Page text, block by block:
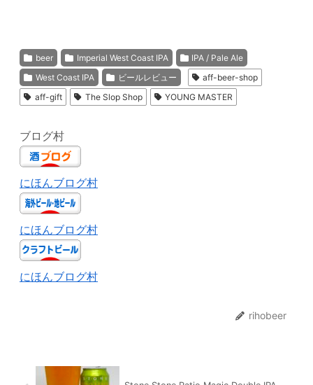
beer Imperial West Coast IPA
IPA / Pale Ale
West Coast IPA
ビールレビュー
aff-beer-shop
aff-gift
The Slop Shop YOUNG MASTER
ブログ村
にほんブログ村
にほんブログ村
にほんブログ村
rihobeer